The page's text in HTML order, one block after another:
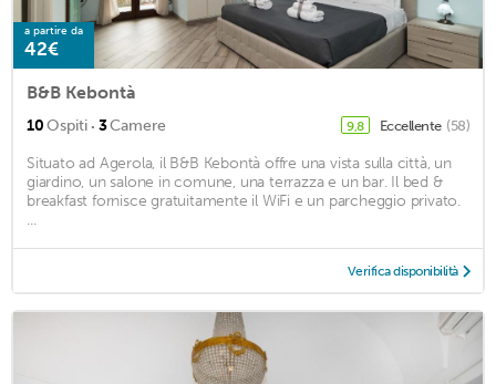
a partire da
42€
B&B Kebontà
10Ospiti · 3Camere 9,8 Eccellente (58)
Situato ad Agerola, il B&B Kebontà offre una vista sulla città, un
giardino, un salone in comune, una terrazza e un bar. Il bed &
breakfast fornisce gratuitamente il WiFi e un parcheggio privato.
...
Verifica disponibilità